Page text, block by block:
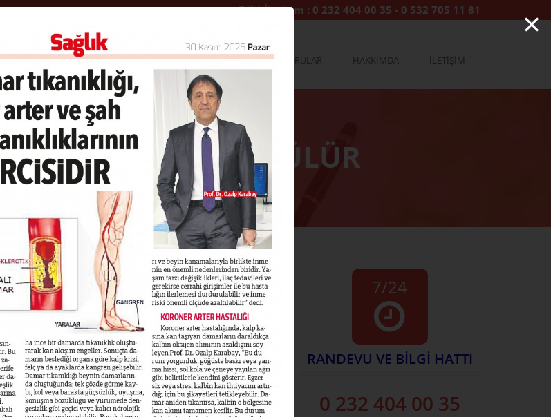
7/24 İletişim : 0 232 404 00 35 - 0 532 705 11 81
ANA SAYFA HASTALIKLAR MEDYA SORULAR HAKKIMDA İLETİŞİM
GÖRÜLÜR
7/24
RANDEVU VE BİLGİ HATTI
0 232 404 00 35
×